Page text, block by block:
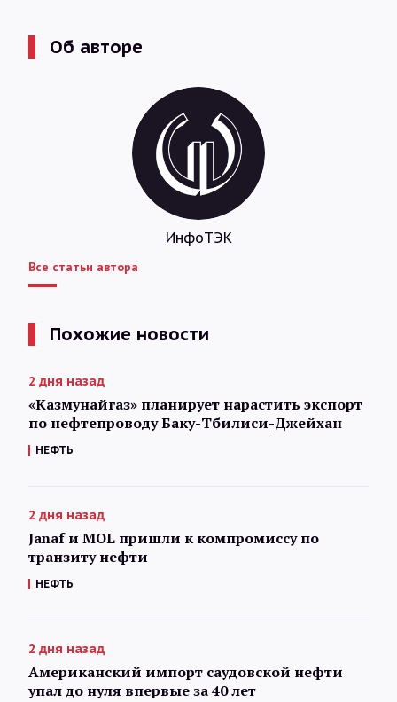
Об авторе
ИнфоТЭК
Все статьи автора
Похожие новости
2 дня назад
«Казмунайгаз» планирует нарастить экспорт
по нефтепроводу Баку-Тбилиси-Джейхан
НЕФТЬ
2 дня назад
Janaf и MOL пришли к компромиссу по
транзиту нефти
НЕФТЬ
2 дня назад
Американский импорт саудовской нефти
упал до нуля впервые за 40 лет